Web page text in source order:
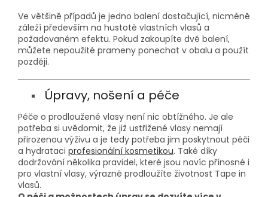
Ve většině případů je jedno balení dostačující, nicméně
záleží především na hustotě vlastních vlasů a
požadovaném efektu. Pokud zakoupíte dvě balení,
můžete nepoužité prameny ponechat v obalu a použít
později.
Úpravy, nošení a péče
Péče o prodloužené vlasy není nic obtížného. Je ale
potřeba si uvědomit, že již ustřižené vlasy nemají
přirozenou výživu a je tedy potřeba jim poskytnout péči
a hydrataci profesionální kosmetikou. Také díky
dodržování několika pravidel, které jsou navíc přínosné i
pro vlastní vlasy, výrazně prodloužíte životnost Tape in
vlasů.